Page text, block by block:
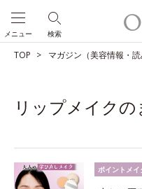
検索
メニュー
TOP マガジン（美容情報・読
リップメイクの
ポイントメイ